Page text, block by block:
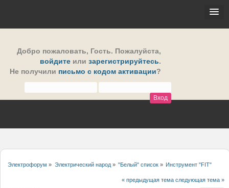
Добро пожаловать, Гость. Пожалуйста,
войдите или зарегистрируйтесь.
Не получили письмо с кодом активации?
Электрофорум » Электрический народ» "Белый" список» Инструмент "FIT"
« предыдущая тема следующая тема »